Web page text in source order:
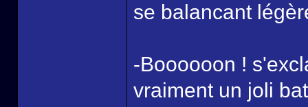
se balancant
-Boooooon !
vraiment un joli